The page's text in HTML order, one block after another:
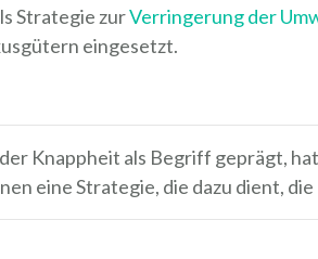
Strategie zurVerringerung der
eingesetzt.
Knappheit als Begriff geprägt,
eine Strategie, die dazu dient,